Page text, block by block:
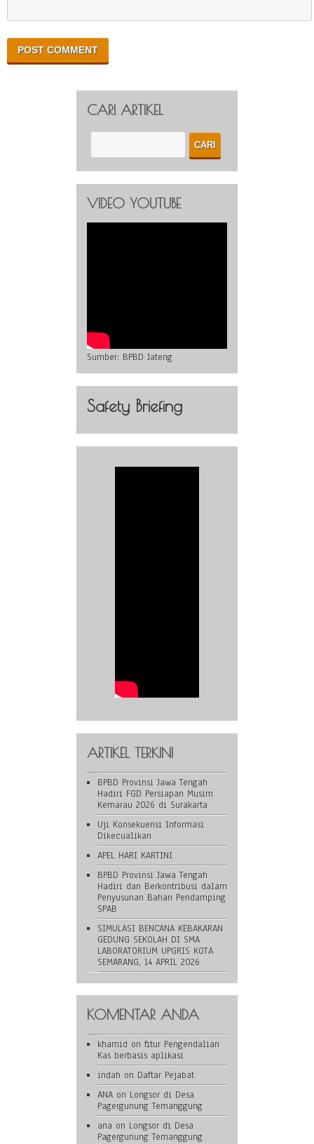
CARI ARTIKEL
VIDEO YOUTUBE
Sumber: BPBD Jateng
Safety Briefing
ARTIKEL TERKINI
BPBD Provinsi Jawa Tengah
Hadiri FGD Persiapan Musim
Kemarau 2026 di Surakarta
Uji Konsekuensi Informasi
Dikecualikan
APEL HARI KARTINI
BPBD Provinsi Jawa Tengah
Hadiri dan Berkontribusi dalam
Penyusunan Bahan Pendamping
SPAB
SIMULASI BENCANA KEBAKARAN
GEDUNG SEKOLAH DI SMA
LABORATORIUM UPGRIS KOTA
SEMARANG, 14 APRIL 2026
KOMENTAR ANDA
khamid on fitur Pengendalian
Kas berbasis aplikasi
indah on Daftar Pejabat
ANA on Longsor di Desa
Pagergunung Temanggung
ana on Longsor di Desa
Pagergunung Temanggung